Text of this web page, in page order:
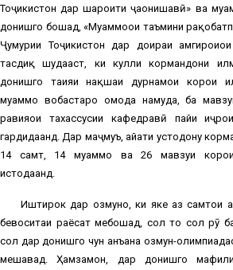
Тоҷикистон дар шароити ҷаҳонишавӣ» ва
донишгоҳ бошад, «Муаммоҳои таъмини
Ҷумҳурии Тоҷикистон дар доираи
тасдиқ шудааст, ки кулли кормандони
донишгоҳ таҳияи нақшаи дурнамои корҳои
муаммо вобастаро омода намуда, ба
равияҳои тахассусии кафедравӣ пайи
гардидаанд. Дар маҷмуъ, ҳайати устодону
14 самт, 14 муаммо ва 26 мавзуи корҳои
истодаанд.
Иштирок дар озмунҳо, ки яке аз самтҳои
бевоситаи раёсат мебошад, сол то сол рӯ
сол дар донишгоҳ чун анъана озмун-
мешавад. Ҳамзамон, дар донишгоҳ